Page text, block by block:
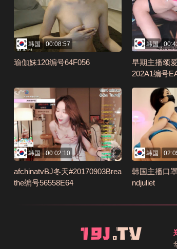
韩国 00:08:57
瑜伽妹120编号64F056
韩国
早期主播颂
202A1编号
韩国 00:02:10
afchinatvBJ冬天#20170903Brea
the编号56558E64
韩国
韩国主播口
ndjuliet